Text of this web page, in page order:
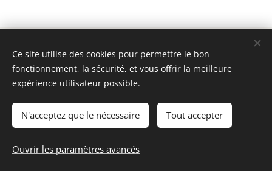
Épuisé
mini model rails
Langues
Français
Nederlands
Ce site utilise des cookies pour permettre le bon
fonctionnement, la sécurité, et vous offrir la meilleure
expérience utilisateur possible.
N'acceptez que le nécessaire Tout accepter
Ouvrir les paramètres avancés